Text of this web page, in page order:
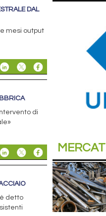
DAL
mesi output
di
detto
MERCATI